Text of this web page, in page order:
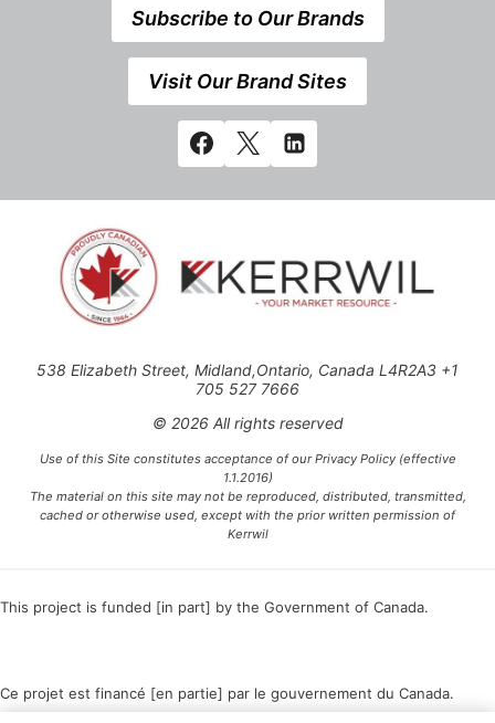
Subscribe to Our Brands
Visit Our Brand Sites
538 Elizabeth Street, Midland,Ontario, Canada L4R2A3 +1
705 527 7666
© 2026 All rights reserved
Use of this Site constitutes acceptance of our Privacy Policy (effective
1.1.2016)
The material on this site may not be reproduced, distributed, transmitted,
cached or otherwise used, except with the prior written permission of
Kerrwil
This project is funded [in part] by the Government of Canada.
Ce projet est financé [en partie] par le gouvernement du Canada.